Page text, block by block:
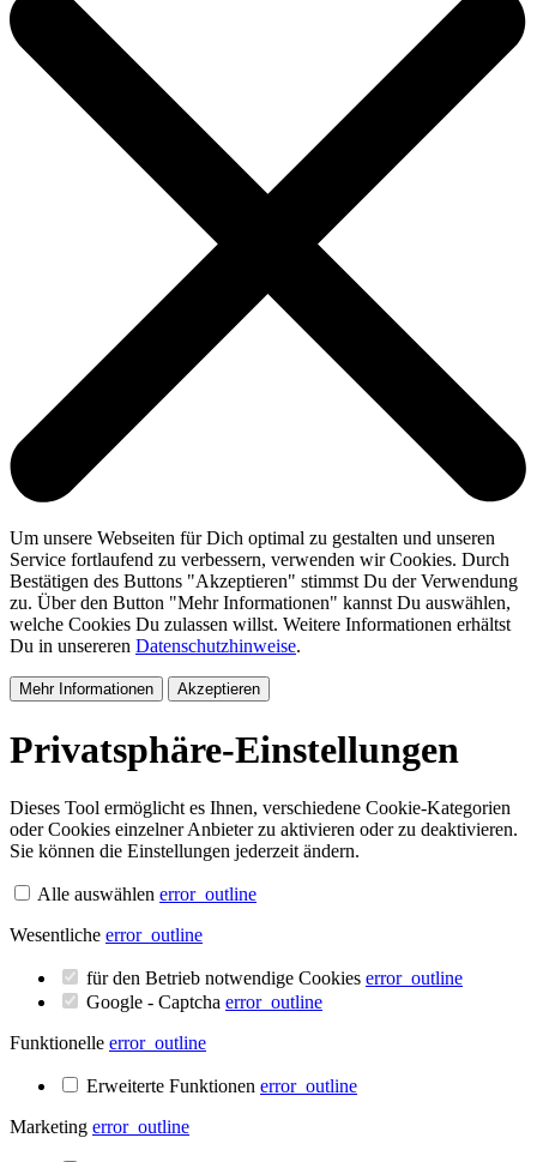
Um unsere Webseiten für Dich optimal zu gestalten und unseren
Service fortlaufend zu verbessern, verwenden wir Cookies. Durch
Bestätigen des Buttons "Akzeptieren" stimmst Du der Verwendung
zu. Über den Button "Mehr Informationen" kannst Du auswählen,
welche Cookies Du zulassen willst. Weitere Informationen erhältst
Du in unsereren Datenschutzhinweise.
Mehr Informationen Akzeptieren
Privatsphäre-Einstellungen
Dieses Tool ermöglicht es Ihnen, verschiedene Cookie-Kategorien
oder Cookies einzelner Anbieter zu aktivieren oder zu deaktivieren.
Sie können die Einstellungen jederzeit ändern.
Alle auswählen error_outline
Wesentliche error_outline
für den Betrieb notwendige Cookies error_outline
Google - Captcha error_outline
Funktionelle error_outline
Erweiterte Funktionen error_outline
Marketing error_outline